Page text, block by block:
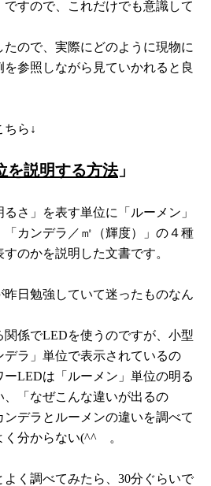
すので、これだけでも意識して
ので、実際にどのように現物に
参照しながら見ていかれると良
ら↓
を説明する方法」
さ」を表す単位に「ルーメン」
「カンデラ／㎡（輝度）」の４種
のかを説明した文書です。
日勉強していて迷ったものなん
係でLEDを使うのですが、小型
ラ」単位で表示されているの
LEDは「ルーメン」単位の明る
、「なぜこんな違いが出るの
デラとルーメンの違いを調べて
分からない(^^ゞ。
く調べてみたら、30分ぐらいで